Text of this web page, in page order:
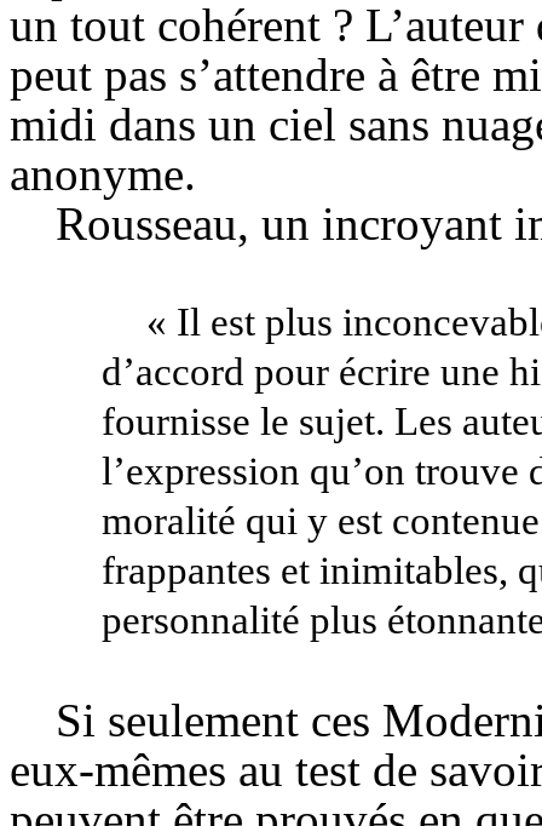
un tout cohérent ?
peut pas s’attendre à être
midi dans un ciel sans
anonyme.
Rousseau, un incroyant
« Il est plus
d’accord pour écrire une
fournisse le sujet. Les
l’expression qu’on trouve
moralité qui y est
frappantes et inimitables,
personnalité plus
Si seulement ces
eux-mêmes au test de